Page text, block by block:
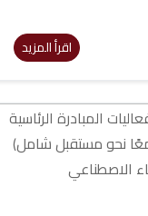
اقرأ المزيد